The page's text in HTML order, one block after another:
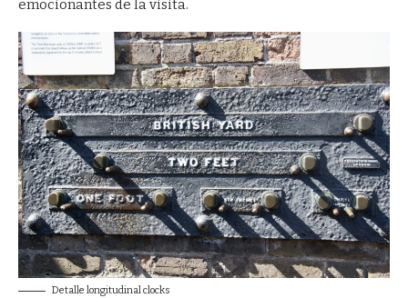
emocionantes de la visita.
Detalle longitudinal clocks